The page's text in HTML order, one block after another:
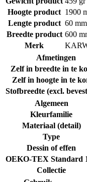
Hoogte product 1900
Lengte product 60 mm
Breedte product 600
Merk
Afmetingen
Zelf in breedte in te
Zelf in hoogte in te
Stofbreedte (excl.
Algemeen
Kleurfamilie
Materiaal (detail)
Type
Dessin of effen
OEKO-TEX Standard
Collectie